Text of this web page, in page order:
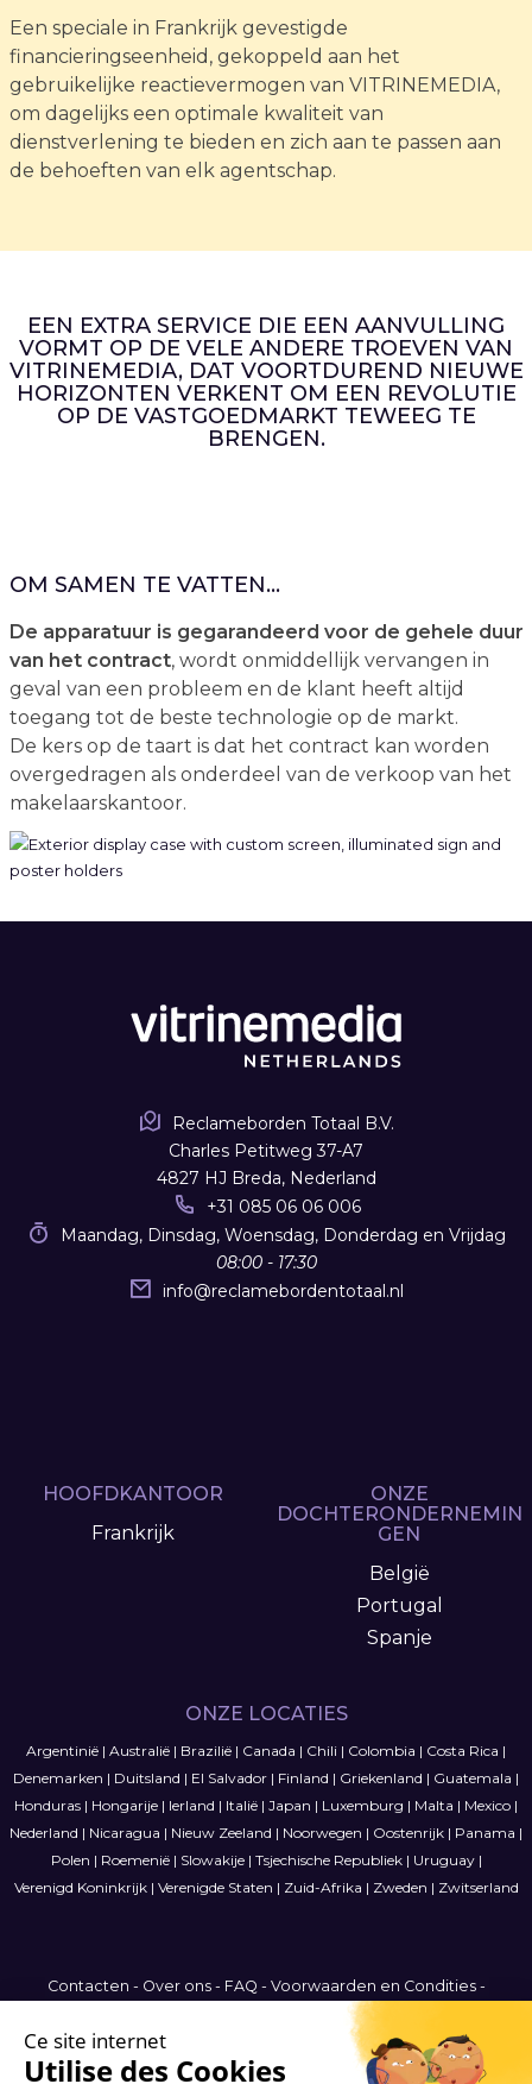
Een speciale in Frankrijk gevestigde
financieringseenheid, gekoppeld aan het
gebruikelijke reactievermogen van VITRINEMEDIA,
om dagelijks een optimale kwaliteit van
dienstverlening te bieden en zich aan te passen aan
de behoeften van elk agentschap.
EEN EXTRA SERVICE DIE EEN AANVULLING
VORMT OP DE VELE ANDERE TROEVEN VAN
VITRINEMEDIA, DAT VOORTDUREND NIEUWE
HORIZONTEN VERKENT OM EEN REVOLUTIE
OP DE VASTGOEDMARKT TEWEEG TE
BRENGEN.
OM SAMEN TE VATTEN...
De apparatuur is gegarandeerd voor de gehele duur
van het contract, wordt onmiddellijk vervangen in
geval van een probleem en de klant heeft altijd
toegang tot de beste technologie op de markt.
De kers op de taart is dat het contract kan worden
overgedragen als onderdeel van de verkoop van het
makelaarskantoor.
Reclameborden Totaal B.V.
Charles Petitweg 37-A7
4827 HJ Breda, Nederland
+31 085 06 06 006
Maandag, Dinsdag, Woensdag, Donderdag en Vrijdag
08:00 - 17:30
info@reclamebordentotaal.nl
HOOFDKANTOOR
Frankrijk
ONZE
DOCHTERONDERNEMIN
GEN
België
Portugal
Spanje
ONZE LOCATIES
Argentinië | Australië | Brazilië | Canada | Chili | Colombia | Costa Rica |
Denemarken | Duitsland | El Salvador | Finland | Griekenland | Guatemala |
Honduras | Hongarije | Ierland | Italië | Japan | Luxemburg | Malta | Mexico |
Nederland | Nicaragua | Nieuw Zeeland | Noorwegen | Oostenrijk | Panama |
Polen | Roemenië| Slowakije| Tsjechische Republiek| Uruguay|
Verenigd Koninkrijk| Verenigde Staten | Zuid-Afrika | Zweden | Zwitserland
Contacten - Over ons- FAQ - Voorwaarden en Condities-
Sitemap